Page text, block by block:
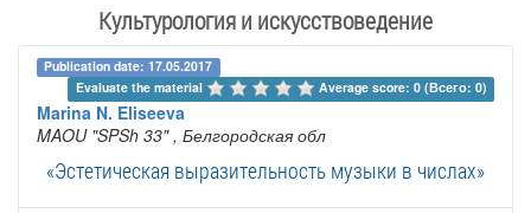
Культурология и искусствоведение
Publication date: 17.05.2017
Evaluate the material
Average score: 0 (Всего: 0)
Marina N. Eliseeva
MAOU "SPSh 33" , Белгородская обл
«Эстетическая выразительность музыки в числах»